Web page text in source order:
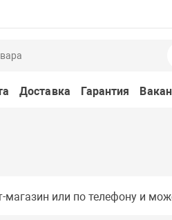
Доставка Гарантия
или по телефону и